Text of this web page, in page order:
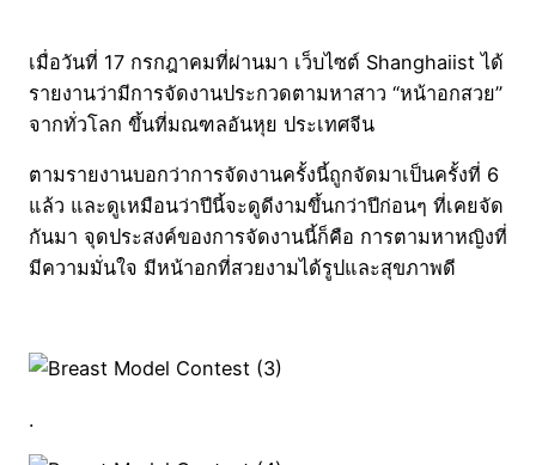
เมื่อวันที่ 17 กรกฎาคมที่ผ่านมา เว็บไซต์ Shanghaiist ได้
รายงานว่ามีการจัดงานประกวดตามหาสาว “หน้าอกสวย”
จากทั่วโลก ขึ้นที่มณฑลอันหุย ประเทศจีน
ตามรายงานบอกว่าการจัดงานครั้งนี้ถูกจัดมาเป็นครั้งที่ 6
แล้ว และดูเหมือนว่าปีนี้จะดูดีงามขึ้นกว่าปีก่อนๆ ที่เคยจัด
กันมา จุดประสงค์ของการจัดงานนี้ก็คือ การตามหาหญิงที่
มีความมั่นใจ มีหน้าอกที่สวยงามได้รูปและสุขภาพดี
.